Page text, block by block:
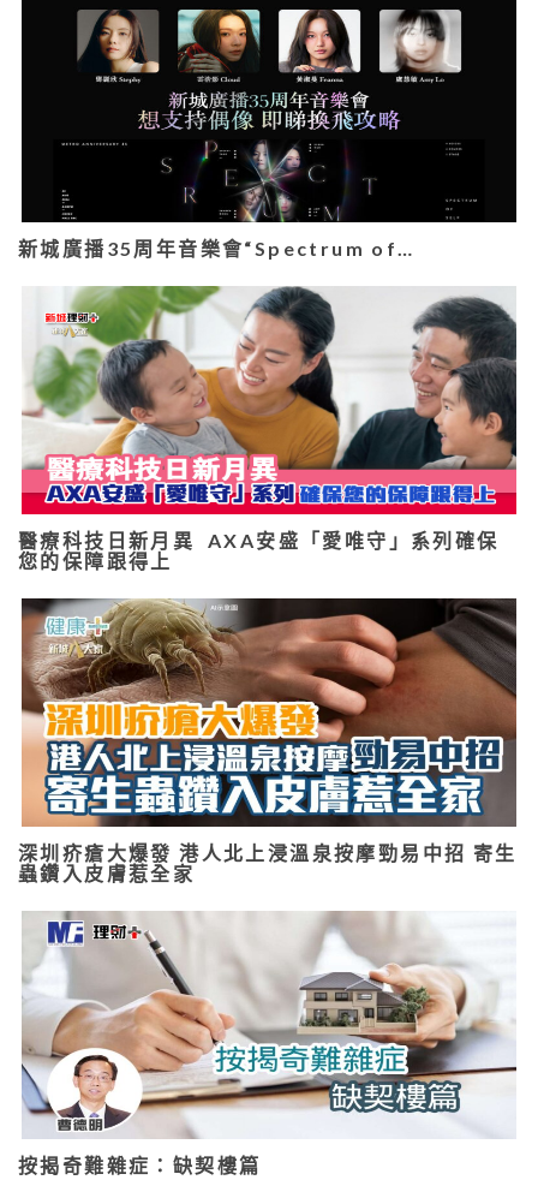
新城廣播35周年音樂會“Spectrum of…
醫療科技日新月異 AXA安盛「愛唯守」系列確保
您的保障跟得上
深圳疥瘡大爆發 港人北上浸溫泉按摩勁易中招 寄生
蟲鑽入皮膚惹全家
按揭奇難雜症：缺契樓篇